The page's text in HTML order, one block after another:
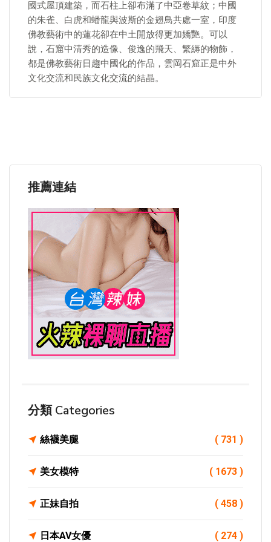
國式屋頂建築，而石柱上卻布滿了中亞卷草紋；中國
的朱雀、白虎和蟠龍與波斯的金翅鳥共處一室，印度
佛教藝術中的蓮花卻在中土開放得更加嬌艷。可以
說，石窟中清秀的造像、俊逸的飛天、繁縟的物飾，
都是佛教藝術日趨中國化的作品，雲岡石窟正是中外
文化交流和民族文化交流的結晶。
推薦連結
分類 Categories
絲襪美腿 ( 731 )
美女模特 ( 1673 )
正妹自拍 ( 458 )
日本AV女優 ( 274 )